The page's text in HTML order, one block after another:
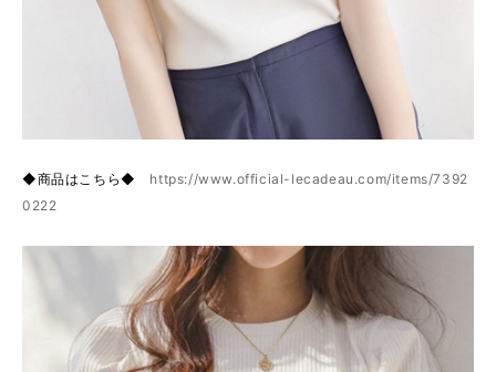
◆商品はこちら◆ https://www.official-lecadeau.com/items/7392
0222